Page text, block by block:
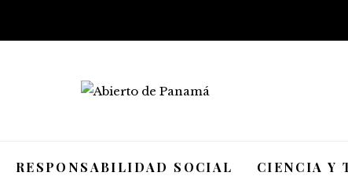
RESPONSABILIDAD SOCIAL CIENCIA Y